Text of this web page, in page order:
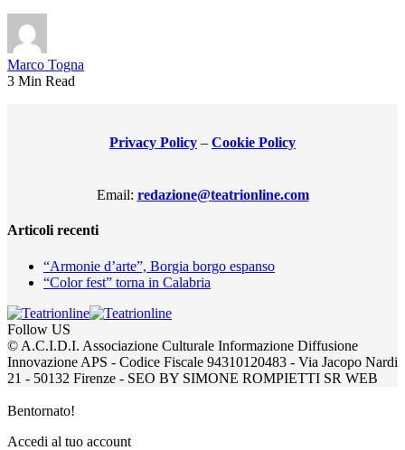
Marco Togna
3 Min Read
Privacy Policy – Cookie Policy
Email: redazione@teatrionline.com
Articoli recenti
“Armonie d’arte”, Borgia borgo espanso
“Color fest” torna in Calabria
Follow US
© A.C.I.D.I. Associazione Culturale Informazione Diffusione
Innovazione APS - Codice Fiscale 94310120483 - Via Jacopo Nardi
21 - 50132 Firenze - SEO BY SIMONE ROMPIETTI SR WEB
Bentornato!
Accedi al tuo account